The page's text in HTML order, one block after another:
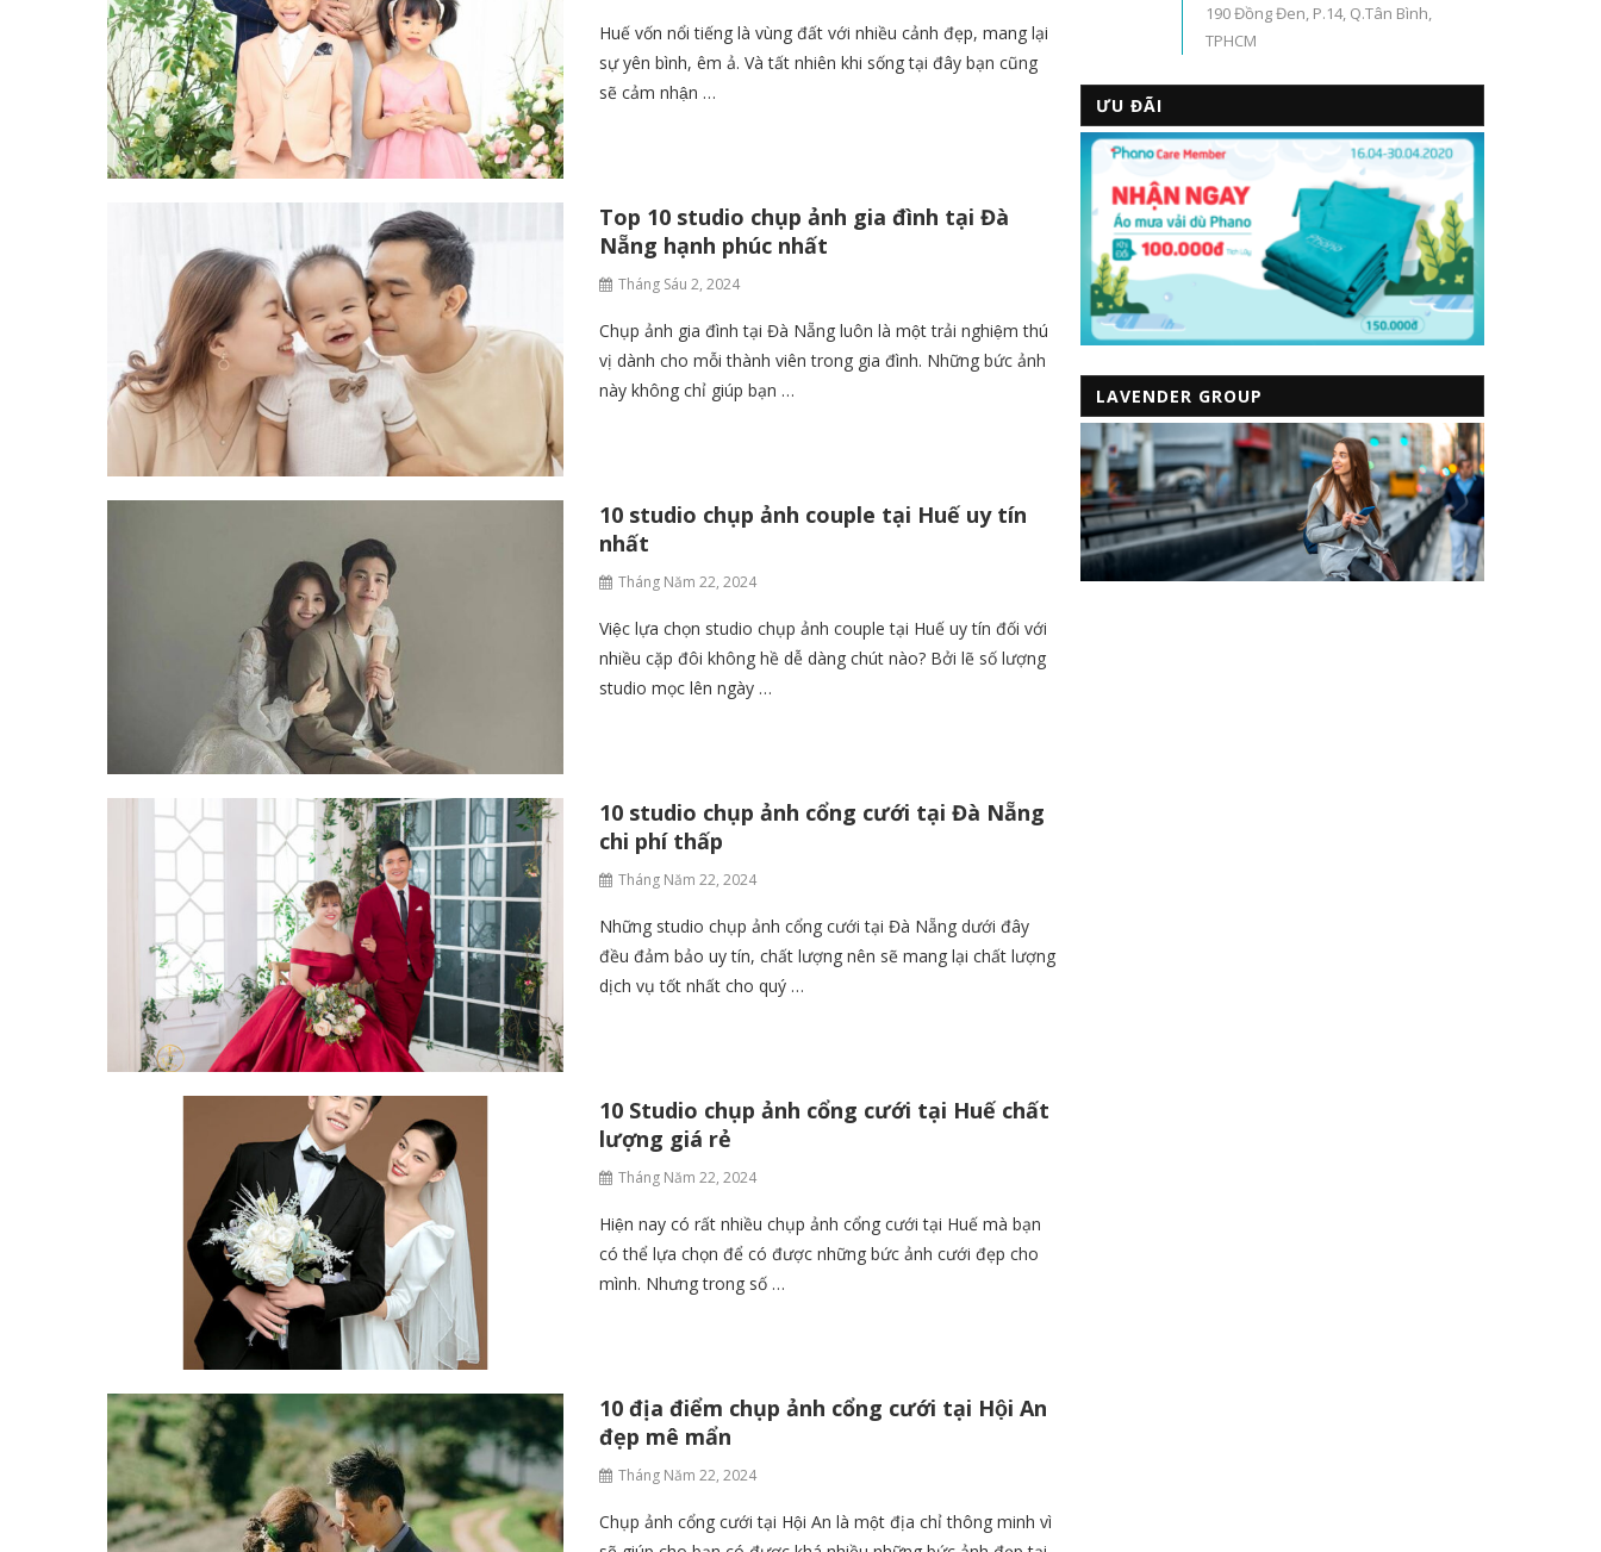
Huế vốn nổi tiếng là vùng đất với nhiều cảnh đẹp, mang lại
sự yên bình, êm ả. Và tất nhiên khi sống tại đây bạn cũng
sẽ cảm nhận …
Top 10 studio chụp ảnh gia đình tại Đà
Nẵng hạnh phúc nhất
Tháng Sáu 2, 2024
Chụp ảnh gia đình tại Đà Nẵng luôn là một trải nghiệm thú
vị dành cho mỗi thành viên trong gia đình. Những bức ảnh
này không chỉ giúp bạn …
10 studio chụp ảnh couple tại Huế uy tín
nhất
Tháng Năm 22, 2024
Việc lựa chọn studio chụp ảnh couple tại Huế uy tín đối với
nhiều cặp đôi không hề dễ dàng chút nào? Bởi lẽ số lượng
studio mọc lên ngày …
10 studio chụp ảnh cổng cưới tại Đà Nẵng
chi phí thấp
Tháng Năm 22, 2024
Những studio chụp ảnh cổng cưới tại Đà Nẵng dưới đây
đều đảm bảo uy tín, chất lượng nên sẽ mang lại chất lượng
dịch vụ tốt nhất cho quý …
10 Studio chụp ảnh cổng cưới tại Huế chất
lượng giá rẻ
Tháng Năm 22, 2024
Hiện nay có rất nhiều chụp ảnh cổng cưới tại Huế mà bạn
có thể lựa chọn để có được những bức ảnh cưới đẹp cho
mình. Nhưng trong số …
10 địa điểm chụp ảnh cổng cưới tại Hội An
đẹp mê mẩn
Tháng Năm 22, 2024
Chụp ảnh cổng cưới tại Hội An là một địa chỉ thông minh vì
190 Đồng Đen, P.14, Q.Tân Bình,
TPHCM
ƯU ĐÃI
LAVENDER GROUP